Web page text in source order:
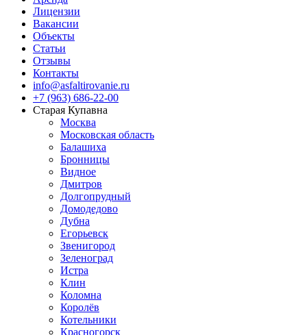
Лицензии
Вакансии
Объекты
Статьи
Отзывы
Контакты
info@asfaltirovanie.ru
+7 (963) 686-22-00
Старая Купавна
Москва
Московская область
Балашиха
Бронницы
Видное
Дмитров
Долгопрудный
Домодедово
Дубна
Егорьевск
Звенигород
Зеленоград
Истра
Клин
Коломна
Королёв
Котельники
Красногорск